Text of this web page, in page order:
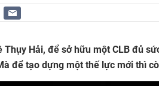
Thụy Hải, để sở hữu một CLB đủ
để tạo dựng một thế lực mới thì